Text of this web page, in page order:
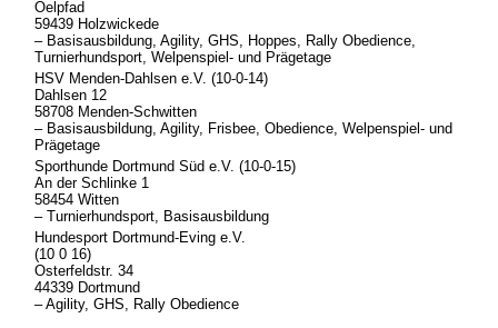
Oelpfad
59439 Holzwickede
– Basisausbildung, Agility, GHS, Hoppes, Rally Obedience,
Turnierhundsport, Welpenspiel- und Prägetage
HSV Menden-Dahlsen e.V. (10-0-14)
Dahlsen 12
58708 Menden-Schwitten
– Basisausbildung, Agility, Frisbee, Obedience, Welpenspiel- und
Prägetage
Sporthunde Dortmund Süd e.V. (10-0-15)
An der Schlinke 1
58454 Witten
– Turnierhundsport, Basisausbildung
Hundesport Dortmund-Eving e.V.
(10 0 16)
Osterfeldstr. 34
44339 Dortmund
– Agility, GHS, Rally Obedience